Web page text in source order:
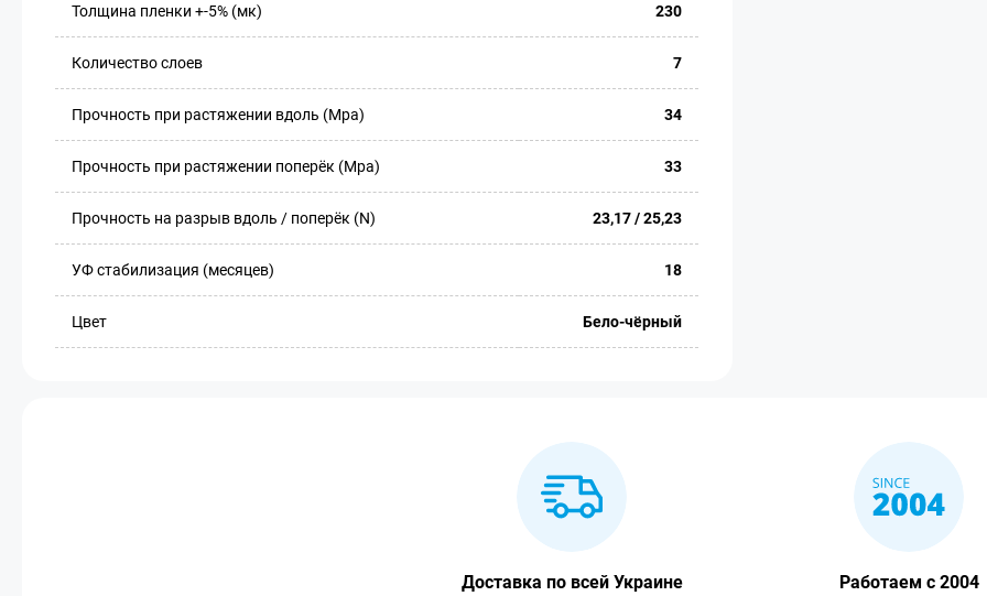
Толщина пленки +-5% (мк) 230
Количество слоев 7
Прочность при растяжении вдоль (Mpa) 34
Прочность при растяжении поперёк (Mpa) 33
Прочность на разрыв вдоль / поперёк (N) 23,17 / 25,23
УФ стабилизация (месяцев) 18
Цвет Бело-чёрный
Доставка по всей Украине Работаем с 2004